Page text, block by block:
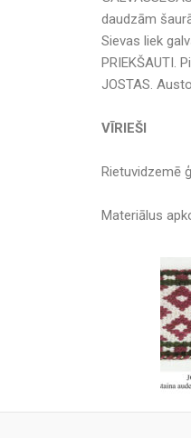
daudzām
Sievas liek
PRIEKŠAUTI.
JOSTAS.
VĪRIEŠI
Rietuvidzemē
Materiālus